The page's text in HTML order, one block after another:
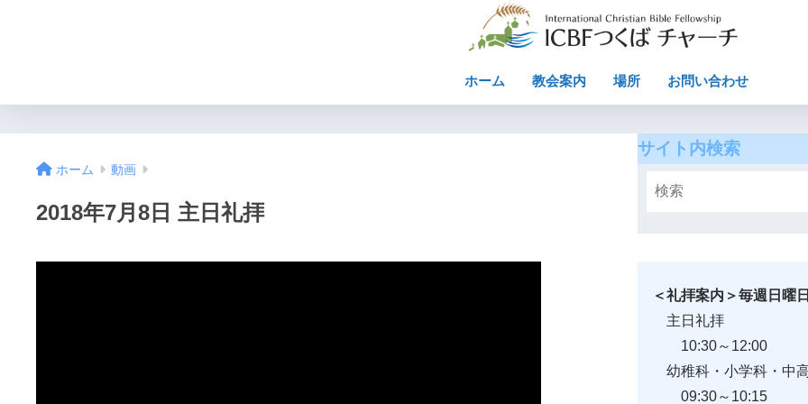
ホーム 教会案内 場所 お問い合わせ
ホーム 動画
2018年7月8日 主日礼拝
サイト内検索
＜礼拝案内＞毎週日曜
主日礼拝
10:30～12:00
幼稚科・小学科・中
09:30～10:15